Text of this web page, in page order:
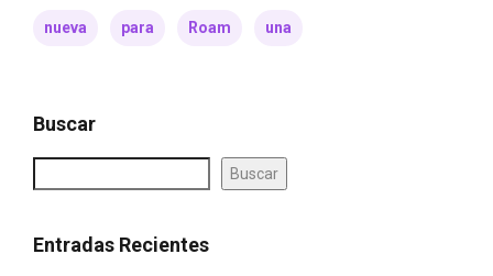
nueva para Roam una
Buscar
Buscar
Entradas Recientes